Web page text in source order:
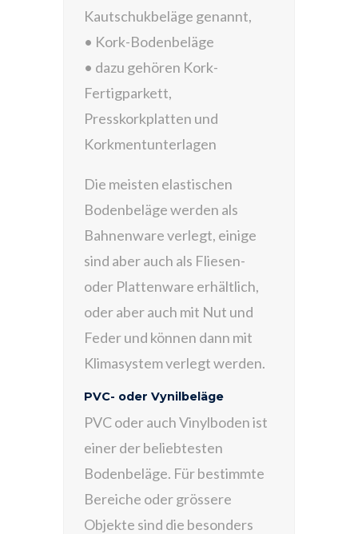
Kautschukbeläge genannt,
• Kork-Bodenbeläge
• dazu gehören Kork-
Fertigparkett,
Presskorkplatten und
Korkmentunterlagen
Die meisten elastischen
Bodenbeläge werden als
Bahnenware verlegt, einige
sind aber auch als Fliesen-
oder Plattenware erhältlich,
oder aber auch mit Nut und
Feder und können dann mit
Klimasystem verlegt werden.
PVC- oder Vynilbeläge
PVC oder auch Vinylboden ist
einer der beliebtesten
Bodenbeläge. Für bestimmte
Bereiche oder grössere
Objekte sind die besonders